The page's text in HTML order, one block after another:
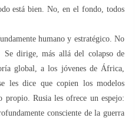
está bien. No, en el fondo, todos
humano y estratégico. No
Se dirige, más allá del colapso de
global, a los jóvenes de África,
les dice que copien los modelos
propio. Rusia les ofrece un espejo:
consciente de la guerra